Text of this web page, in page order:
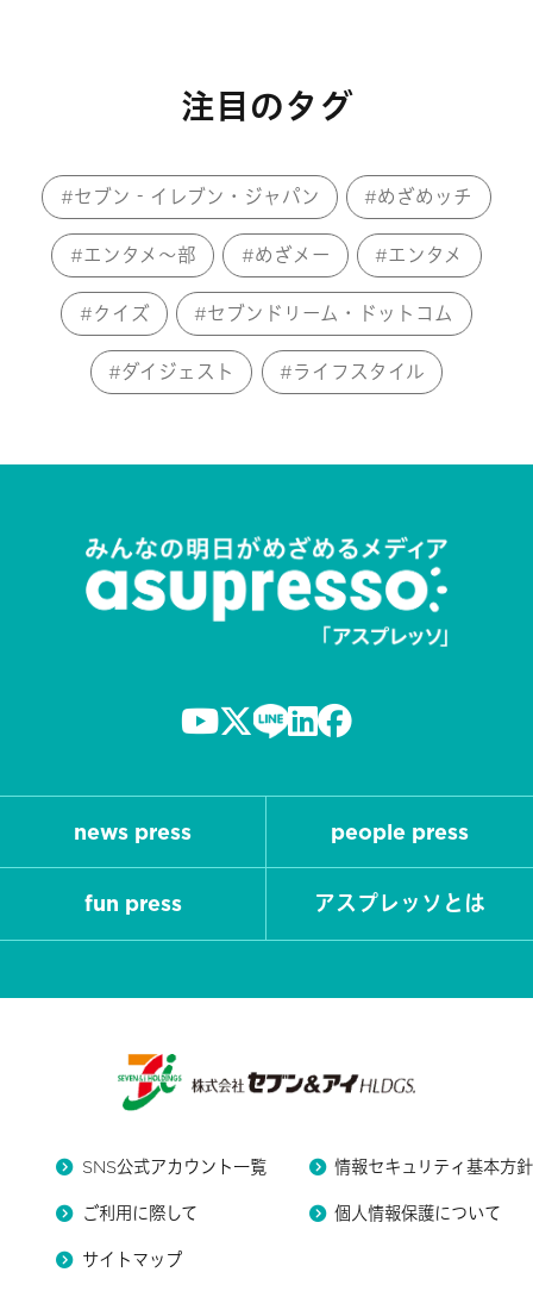
注目のタグ
セブン‐イレブン・ジャパン めざめッチ
エンタメ～部 めざメー エンタメ
クイズ セブンドリーム・ドットコム
ダイジェスト ライフスタイル
news press people press
fun press アスプレッソとは
SNS公式アカウント一覧 情報セキュリティ基本方針
ご利用に際して 個人情報保護について
サイトマップ